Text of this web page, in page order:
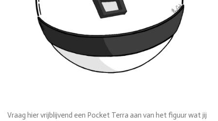
Vraag hier vrijblijvend een Pocket Terra aan van het figuur wat jij